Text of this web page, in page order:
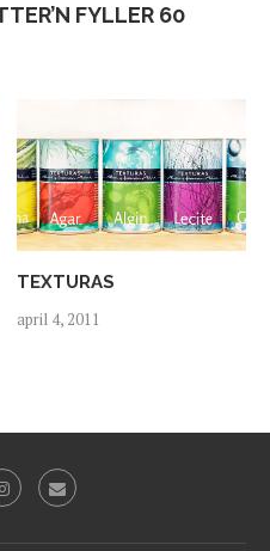
FYLLER 60
TEXTURAS
april 4, 2011